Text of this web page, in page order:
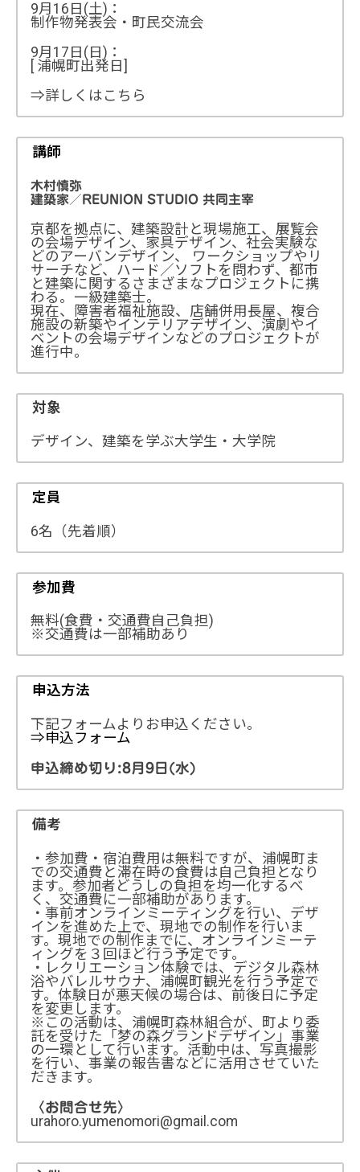
9月16日(土)：
制作物発表会・町民交流会
9月17日(日)：
[ 浦幌町出発日]
⇒詳しくはこちら
講師
木村慎弥
建築家／REUNION STUDIO 共同主宰
京都を拠点に、建築設計と現場施工、展覧会
の会場デザイン、家具デザイン、社会実験な
どのアーバンデザイン、 ワークショップやリ
サーチなど、ハード／ソフトを問わず、都市
と建築に関するさまざまなプロジェクトに携
わる。一級建築士。
現在、障害者福祉施設、店舗併用長屋、複合
施設の新築やインテリアデザイン、演劇やイ
ベントの会場デザインなどのプロジェクトが
進行中。
対象
デザイン、建築を学ぶ大学生・大学院
定員
6名（先着順）
参加費
無料(食費・交通費自己負担)
※交通費は一部補助あり
申込方法
下記フォームよりお申込ください。
⇒申込フォーム
申込締め切り:8月9日(水)
備考
・参加費・宿泊費用は無料ですが、浦幌町ま
での交通費と滞在時の食費は自己負担となり
ます。参加者どうしの負担を均一化するべ
く、交通費に一部補助があります。
・事前オンラインミーティングを行い、デザ
インを進めた上で、現地での制作を行いま
す。現地での制作までに、オンラインミーテ
ィングを３回ほど行う予定です。
・レクリエーション体験では、デジタル森林
浴やバレルサウナ、浦幌町観光を行う予定で
す。体験日が悪天候の場合は、前後日に予定
を変更します。
※この活動は、浦幌町森林組合が、町より委
託を受けた「梦の森グランドデザイン」事業
の一環として行います。活動中は、写真撮影
を行い、事業の報告書などに活用させていた
だきます。
〈お問合せ先〉
urahoro.yumenomori@gmail.com